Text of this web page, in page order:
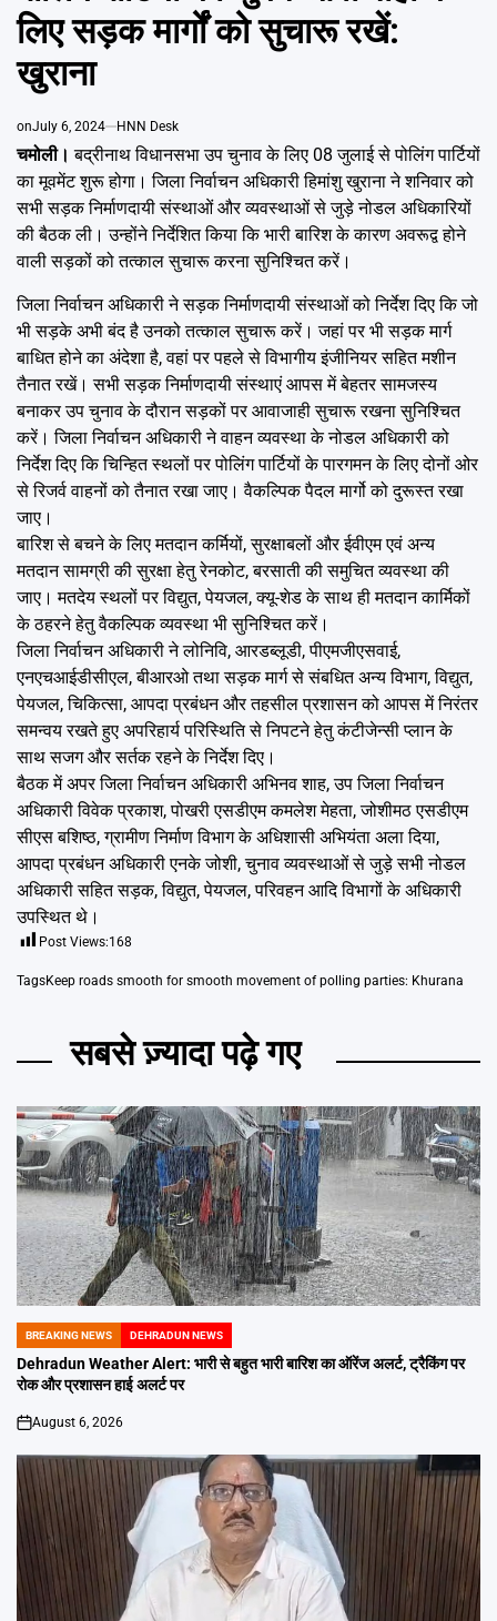
लिए सड़क मार्गों को सुचारू रखें:
खुराना
onJuly 6, 2024 HNN Desk
चमोली।बद्रीनाथ विधानसभा उप चुनाव के लिए 08 जुलाई से पोलिंग पार्टियों
का मूवमेंट शुरू होगा। जिला निर्वाचन अधिकारी हिमांशु खुराना ने शनिवार को
सभी सड़क निर्माणदायी संस्थाओं और व्यवस्थाओं से जुड़े नोडल अधिकारियों
की बैठक ली। उन्होंने निर्देशित किया कि भारी बारिश के कारण अवरूद्व होने
वाली सड़कों को तत्काल सुचारू करना सुनिश्चित करें।
जिला निर्वाचन अधिकारी ने सड़क निर्माणदायी संस्थाओं को निर्देश दिए कि जो
भी सड़के अभी बंद है उनको तत्काल सुचारू करें। जहां पर भी सड़क मार्ग
बाधित होने का अंदेशा है, वहां पर पहले से विभागीय इंजीनियर सहित मशीन
तैनात रखें। सभी सड़क निर्माणदायी संस्थाएं आपस में बेहतर सामजस्य
बनाकर उप चुनाव के दौरान सड़कों पर आवाजाही सुचारू रखना सुनिश्चित
करें। जिला निर्वाचन अधिकारी ने वाहन व्यवस्था के नोडल अधिकारी को
निर्देश दिए कि चिन्हित स्थलों पर पोलिंग पार्टियों के पारगमन के लिए दोनों ओर
से रिजर्व वाहनों को तैनात रखा जाए। वैकल्पिक पैदल मार्गो को दुरूस्त रखा
जाए।
बारिश से बचने के लिए मतदान कर्मियों, सुरक्षाबलों और ईवीएम एवं अन्य
मतदान सामग्री की सुरक्षा हेतु रेनकोट, बरसाती की समुचित व्यवस्था की
जाए। मतदेय स्थलों पर विद्युत, पेयजल, क्यू-शेड के साथ ही मतदान कार्मिकों
के ठहरने हेतु वैकल्पिक व्यवस्था भी सुनिश्चित करें।
जिला निर्वाचन अधिकारी ने लोनिवि, आरडब्लूडी, पीएमजीएसवाई,
एनएचआईडीसीएल, बीआरओ तथा सड़क मार्ग से संबधित अन्य विभाग, विद्युत,
पेयजल, चिकित्सा, आपदा प्रबंधन और तहसील प्रशासन को आपस में निरंतर
समन्वय रखते हुए अपरिहार्य परिस्थिति से निपटने हेतु कंटीजेन्सी प्लान के
साथ सजग और सर्तक रहने के निर्देश दिए।
बैठक में अपर जिला निर्वाचन अधिकारी अभिनव शाह, उप जिला निर्वाचन
अधिकारी विवेक प्रकाश, पोखरी एसडीएम कमलेश मेहता, जोशीमठ एसडीएम
सीएस बशिष्ठ, ग्रामीण निर्माण विभाग के अधिशासी अभियंता अला दिया,
आपदा प्रबंधन अधिकारी एनके जोशी, चुनाव व्यवस्थाओं से जुड़े सभी नोडल
अधिकारी सहित सड़क, विद्युत, पेयजल, परिवहन आदि विभागों के अधिकारी
उपस्थित थे।
Post Views:168
TagsKeep roads smooth for smooth movement of polling parties: Khurana
सबसे ज़्यादा पढ़े गए
POSTED
IN
BREAKING NEWS DEHRADUN NEWS
Dehradun Weather Alert: भारी से बहुत भारी बारिश का ऑरेंज अलर्ट, ट्रैकिंग पर
रोक और प्रशासन हाई अलर्ट पर
on
August 6, 2026